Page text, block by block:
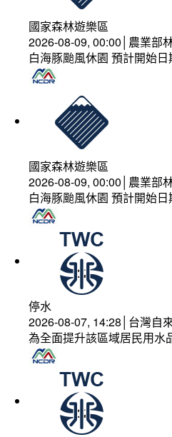
國家森林遊樂區
2026-08-09, 00:00│農業部
白海豚颱風休園 預計開始
國家森林遊樂區
2026-08-09, 00:00│農業部
白海豚颱風休園 預計開始
停水
2026-08-07, 14:28│台灣自
為全面提升該區域居民用